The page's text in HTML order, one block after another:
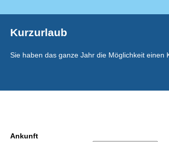
Kurzurlaub
Sie haben das ganze Jahr die Möglichkeit einen
Ankunft